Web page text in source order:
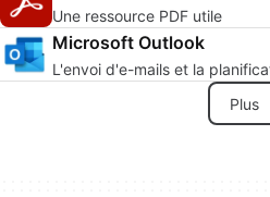
Une ressource PDF utile
Microsoft Outlook
L'envoi d'e-mails et la
Plus